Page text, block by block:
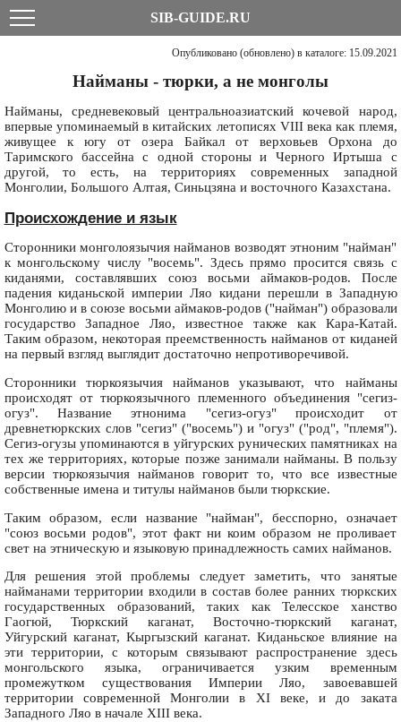
SIB-GUIDE.RU
Опубликовано (обновлено) в каталоге: 15.09.2021
Найманы - тюрки, а не монголы
Найманы, средневековый центральноазиатский кочевой народ,
впервые упоминаемый в китайских летописях VIII века как племя,
живущее к югу от озера Байкал от верховьев Орхона до
Таримского бассейна с одной стороны и Черного Иртыша с
другой, то есть, на территориях современных западной
Монголии, Большого Алтая, Синьцзяна и восточного Казахстана.
Происхождение и язык
Сторонники монголоязычия найманов возводят этноним "найман"
к монгольскому числу "восемь". Здесь прямо просится связь с
киданями, составлявших союз восьми аймаков-родов. После
падения киданьской империи Ляо кидани перешли в Западную
Монголию и в союзе восьми аймаков-родов ("найман") образовали
государство Западное Ляо, известное также как Кара-Катай.
Таким образом, некоторая преемственность найманов от киданей
на первый взгляд выглядит достаточно непротиворечивой.
Сторонники тюркоязычия найманов указывают, что найманы
происходят от тюркоязычного племенного объединения "сегиз-
огуз". Название этнонима "сегиз-огуз" происходит от
древнетюркских слов "сегиз" ("восемь") и "огуз" ("род", "племя").
Cегиз-огузы упоминаются в уйгурских рунических памятниках на
тех же территориях, которые позже занимали найманы. В пользу
версии тюркоязычия найманов говорит то, что все известные
собственные имена и титулы найманов были тюркские.
Таким образом, если название "найман", бесспорно, означает
"союз восьми родов", этот факт ни коим образом не проливает
свет на этническую и языковую принадлежность самих найманов.
Для решения этой проблемы следует заметить, что занятые
найманами территории входили в состав более ранних тюркских
государственных образований, таких как Телесское ханство
Гаогюй, Тюркский каганат, Восточно-тюркский каганат,
Уйгурский каганат, Кыргызский каганат. Киданьское влияние на
эти территории, с которым связывают распространение здесь
монгольского языка, ограничивается узким временным
промежутком существования Империи Ляо, завоевавшей
территории современной Монголии в XI веке, и до заката
Западного Ляо в начале XIII века.